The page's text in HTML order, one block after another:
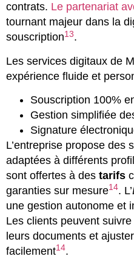
contrats. Le partenariat
tournant majeur dans la
souscription13.
Les services digitaux de
expérience fluide et
Souscription 100%
Gestion simplifiée
Signature
L’entreprise propose des
adaptées à différents
sont offertes à des tarifs
garanties sur mesure14. L’
une gestion autonome et
Les clients peuvent
leurs documents et
facilement14.